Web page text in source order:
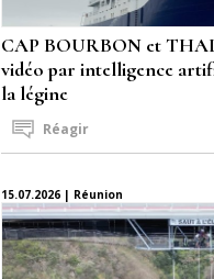
CAP BOURBON et
vidéo par intelligence
la légine
Réagir
15.07.2026 | Réunion